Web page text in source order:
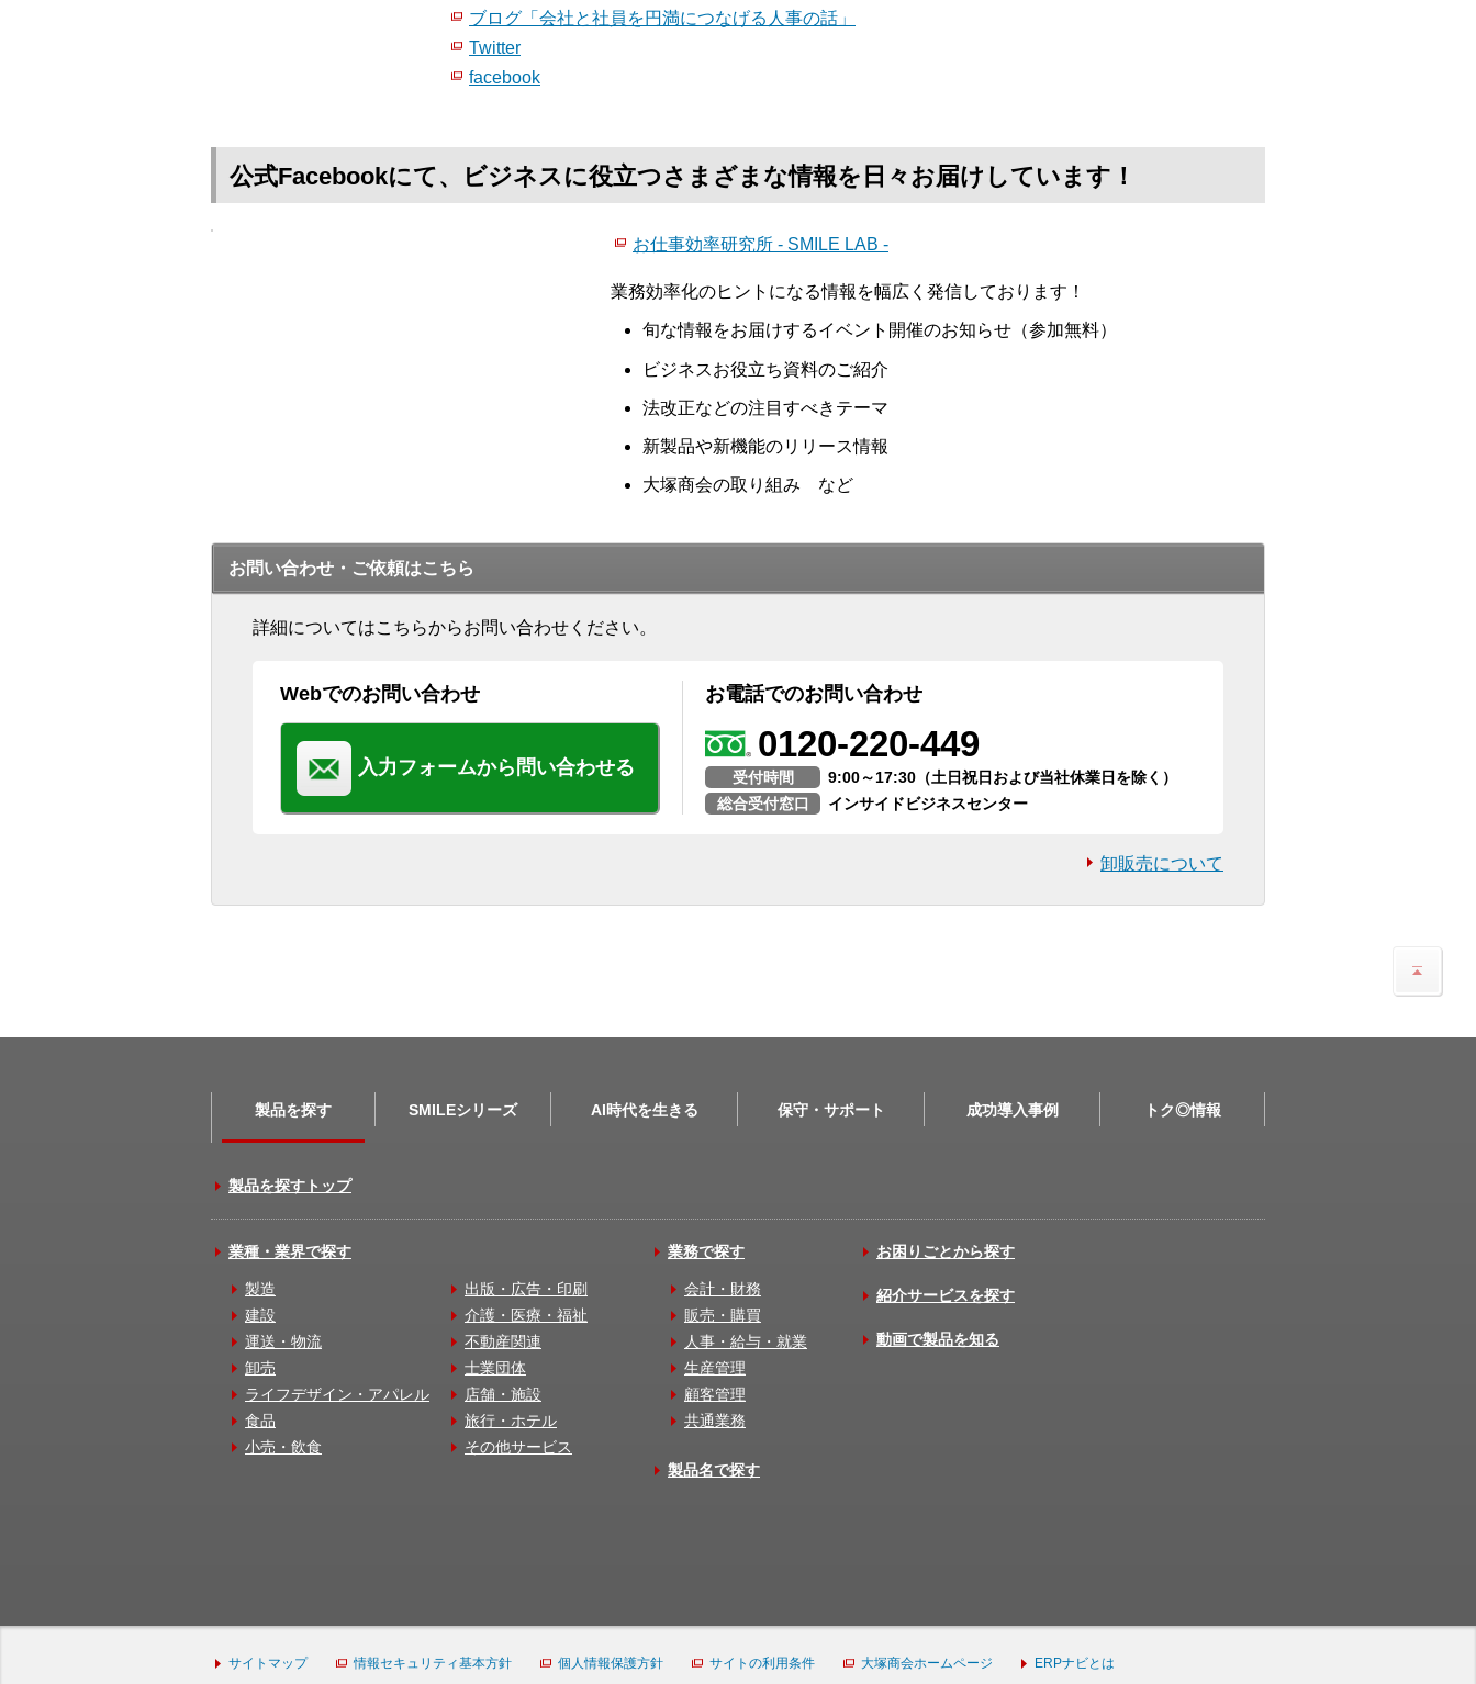
ブログ「会社と社員を円満につなげる人事の話」
Twitter
facebook
公式Facebookにて、ビジネスに役立つさまざまな情報を日々お届けしています！
お仕事効率研究所 - SMILE LAB -
業務効率化のヒントになる情報を幅広く発信しております！
旬な情報をお届けするイベント開催のお知らせ（参加無料）
ビジネスお役立ち資料のご紹介
法改正などの注目すべきテーマ
新製品や新機能のリリース情報
大塚商会の取り組み など
お問い合わせ・ご依頼はこちら
詳細についてはこちらからお問い合わせください。
Webでのお問い合わせ
入力フォームから問い合わせる
お電話でのお問い合わせ
0120-220-449
受付時間
9:00～17:30（土日祝日および当社休業日を除く）
総合受付窓口
インサイドビジネスセンター
卸販売について
製品を探す SMILEシリーズ AI時代を生きる 保守・サポート 成功導入事例 トク◎情報
製品を探すトップ
業種・業界で探す
製造
建設
運送・物流
卸売
ライフデザイン・アパレル
食品
小売・飲食
出版・広告・印刷
介護・医療・福祉
不動産関連
士業団体
店舗・施設
旅行・ホテル
その他サービス
業務で探す
会計・財務
販売・購買
人事・給与・就業
生産管理
顧客管理
共通業務
製品名で探す
お困りごとから探す
紹介サービスを探す
動画で製品を知る
サイトマップ 情報セキュリティ基本方針 個人情報保護方針 サイトの利用条件 大塚商会ホームページ ERPナビとは